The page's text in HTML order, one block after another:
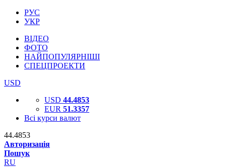
РУС
УКР
ВІДЕО
ФОТО
НАЙПОПУЛЯРНІШІ
СПЕЦПРОЕКТИ
USD
USD 44.4853
EUR 51.3357
Всі курси валют
44.4853
Авторизація
Пошук
RU